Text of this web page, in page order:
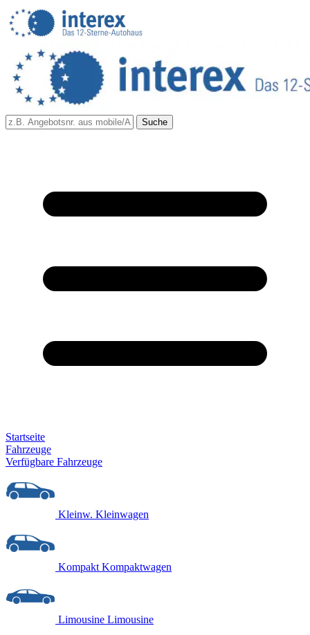
Suche
Startseite
Fahrzeuge
Verfügbare Fahrzeuge
Kleinw. Kleinwagen
Kompakt Kompaktwagen
Limousine Limousine